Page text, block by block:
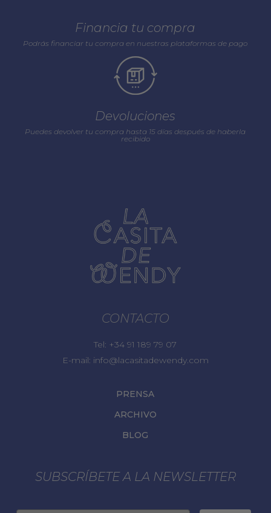
Financia tu compra
Podrás financiar tu compra en nuestras plataformas de pago
Devoluciones
Puedes devolver tu compra hasta 15 días después de haberla
recibido
CONTACTO
Tel: +34 91 189 79 07
E-mail: info@lacasitadewendy.com
PRENSA
ARCHIVO
BLOG
SUBSCRÍBETE A LA NEWSLETTER